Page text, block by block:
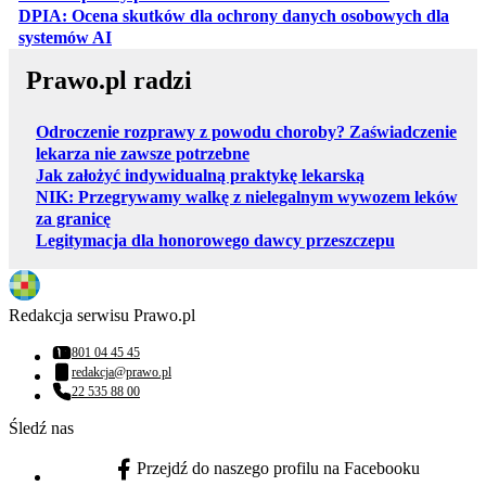
DPIA: Ocena skutków dla ochrony danych osobowych dla
systemów AIotwiera się w nowej karcie
Prawo.pl radzi
Odroczenie rozprawy z powodu choroby? Zaświadczenie
lekarza nie zawsze potrzebne
Jak założyć indywidualną praktykę lekarską
NIK: Przegrywamy walkę z nielegalnym wywozem leków
za granicę
Legitymacja dla honorowego dawcy przeszczepu
Redakcja serwisu Prawo.pl
Numer telefonu:
801 04 45 45
Adres email:
redakcja@prawo.pl
Numer telefonu:
22 535 88 00
Śledź nas
facebook - otwiera się w nowej karcie
Przejdź do naszego profilu na Facebooku